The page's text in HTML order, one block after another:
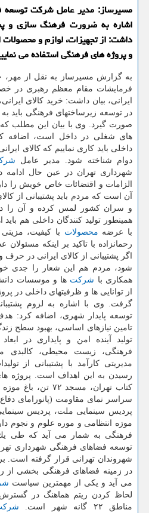
مسیرساز: مدیر عامل شركت توسعه
اشاره به ضرورت فرهنگ سازی و
داشت: از تجهیزات، لوازم و
و پروژه های فرهنگی استفاده می
به گزارش مسیرساز به نقل از مهر،
فرمایشات مقام معظم رهبری در
ایرانی، بیان داشت: خرید كالای
در توسعه زیرساختهای فرهنگی باید
صورت گیرد. وی با بیان این مطلب
های شغلی در داخل است، اضافه
داخلی باید كاری نماییم كه كالای
دوام شناخته شود. مدیر عامل
شهرداری تهران در عین حال ادامه
الزامات و اقتضائات خاص خویش را
آن است كه مردم باید پشتیبانی از
و سران كشور لمس كرده و آن را
همینطور تولید كنندگان داخلی هم باید
با عرضه محصولات با كیفیت،
رحمانزاده با تاكید بر اینكه
اگر پشتیبانی از كالای ایرانی در
شود، مردم هم این شعار را جدی
همكاری با شركت ها و موسسات دانش
از توانایی ها و ظرفیتهای داخلی در
گرفت. وی با اشاره به لزوم
توسعه پایدار شهری، اضافه كرد:
تامین نیازهای اساسی، بهبود سطح
تولید آینده امن و پایداری در
فرهنگی، زیست محیطی، كالبدی
مدیریتی كارآمد با پشتیبانی از
رسیدن به این اهداف است. پروژه
كتاب تهران، مسجد
سراسر نمای مقاومت (پانورامای
پردیس سینمایی ملت، پردیس
موزه انتظامی و موره علوم و نجوم
فرهنگی به شمار می آید كه طی
توسعه فضاهای فرهنگی شهرداری
شهروندان تهرانی قرار گرفته است.
در زمینه فضاهای فرهنگی بخشی از
می آید و یكی از مهمترین سیاست
لحاظ كردن ریتم هماهنگ در
مناطق ۲۲ گانه شهر است.